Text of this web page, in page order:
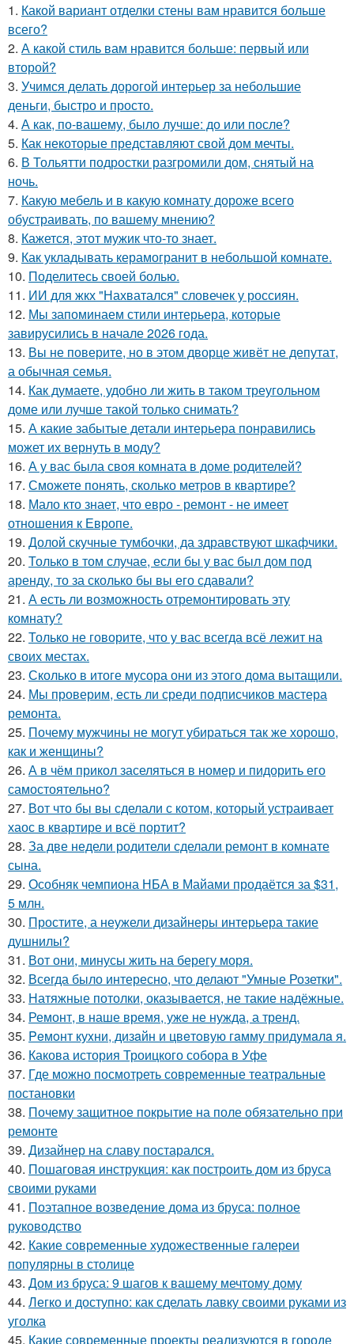
1. Какой вариант отделки стены вам нравится больше
всего?
2. А какой стиль вам нравится больше: первый или
второй?
3. Учимся делать дорогой интерьер за небольшие
деньги, быстро и просто.
4. А как, по-вашему, было лучше: до или после?
5. Как некоторые представляют свой дом мечты.
6. В Тольятти подростки разгромили дом, снятый на
ночь.
7. Какую мебель и в какую комнату дороже всего
обустраивать, по вашему мнению?
8. Кажется, этот мужик что-то знает.
9. Как укладывать керамогранит в небольшой комнате.
10. Поделитесь своей болью.
11. ИИ для жкх "Нахватался" словечек у россиян.
12. Мы запоминаем стили интерьера, которые
завирусились в начале 2026 года.
13. Вы не поверите, но в этом дворце живёт не депутат,
а обычная семья.
14. Как думаете, удобно ли жить в таком треугольном
доме или лучше такой только снимать?
15. А какие забытые детали интерьера понравились
может их вернуть в моду?
16. А у вас была своя комната в доме родителей?
17. Сможете понять, сколько метров в квартире?
18. Мало кто знает, что евро - ремонт - не имеет
отношения к Европе.
19. Долой скучные тумбочки, да здравствуют шкафчики.
20. Только в том случае, если бы у вас был дом под
аренду, то за сколько бы вы его сдавали?
21. А есть ли возможность отремонтировать эту
комнату?
22. Только не говорите, что у вас всегда всё лежит на
своих местах.
23. Сколько в итоге мусора они из этого дома вытащили.
24. Мы проверим, есть ли среди подписчиков мастера
ремонта.
25. Почему мужчины не могут убираться так же хорошо,
как и женщины?
26. А в чём прикол заселяться в номер и пидорить его
самостоятельно?
27. Вот что бы вы сделали с котом, который устраивает
хаос в квартире и всё портит?
28. За две недели родители сделали ремонт в комнате
сына.
29. Особняк чемпиона НБА в Майами продаётся за $31,
5 млн.
30. Простите, а неужели дизайнеры интерьера такие
душнилы?
31. Вот они, минусы жить на берегу моря.
32. Всегда было интересно, что делают "Умные Розетки".
33. Натяжные потолки, оказывается, не такие надёжные.
34. Ремонт, в наше время, уже не нужда, а тренд.
35. Peмoнт куxни, дизaйн и цвeтoвую гaмму придyмaлa я.
36. Какова история Троицкого собора в Уфе
37. Где можно посмотреть современные театральные
постановки
38. Почему защитное покрытие на поле обязательно при
ремонте
39. Дизайнер на славу постарался.
40. Пошаговая инструкция: как построить дом из бруса
своими руками
41. Поэтапное возведение дома из бруса: полное
руководство
42. Какие современные художественные галереи
популярны в столице
43. Дом из бруса: 9 шагов к вашему мечтому дому
44. Легко и доступно: как сделать лавку своими руками из
уголка
45. Какие современные проекты реализуются в городе